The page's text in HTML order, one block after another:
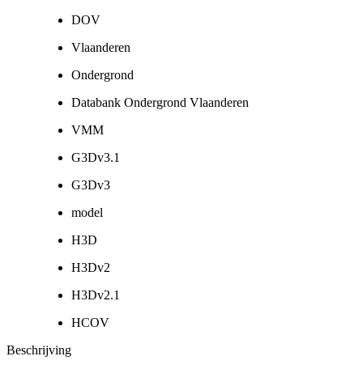
DOV
Vlaanderen
Ondergrond
Databank Ondergrond Vlaanderen
VMM
G3Dv3.1
G3Dv3
model
H3D
H3Dv2
H3Dv2.1
HCOV
Beschrijving